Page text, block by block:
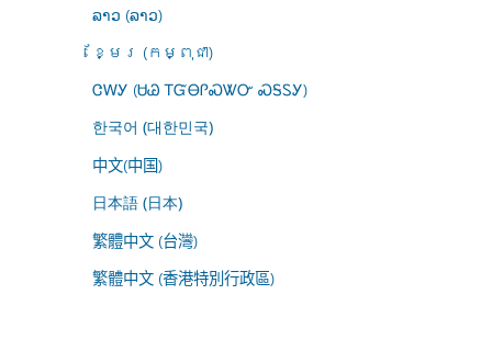
ລາວ (ລາວ)
ខ្មែរ (កម្ពុជា)
ᏣᎳᎩ (ᏌᏊ ᎢᏳᎾᎵᏍᏔᏅ ᏍᎦᏚᎩ)
한국어 (대한민국)
中文(中国)
日本語 (日本)
繁體中文 (台灣)
繁體中文 (香港特別行政區)